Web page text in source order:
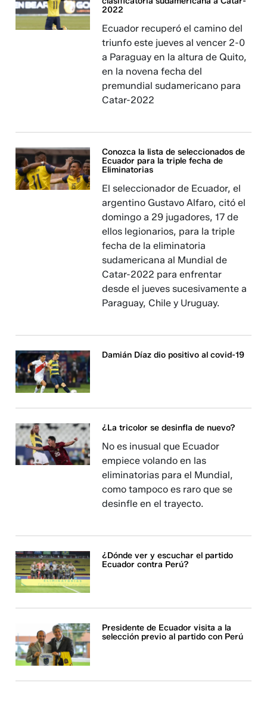
2022
Ecuador recuperó el camino del
triunfo este jueves al vencer 2-0
a Paraguay en la altura de Quito,
en la novena fecha del
premundial sudamericano para
Catar-2022
Conozca la lista de seleccionados de
Ecuador para la triple fecha de
Eliminatorias
El seleccionador de Ecuador, el
argentino Gustavo Alfaro, citó el
domingo a 29 jugadores, 17 de
ellos legionarios, para la triple
fecha de la eliminatoria
sudamericana al Mundial de
Catar-2022 para enfrentar
desde el jueves sucesivamente a
Paraguay, Chile y Uruguay.
Damián Díaz dio positivo al covid-19
¿La tricolor se desinfla de nuevo?
No es inusual que Ecuador
empiece volando en las
eliminatorias para el Mundial,
como tampoco es raro que se
desinfle en el trayecto.
¿Dónde ver y escuchar el partido
Ecuador contra Perú?
Presidente de Ecuador visita a la
selección previo al partido con Perú